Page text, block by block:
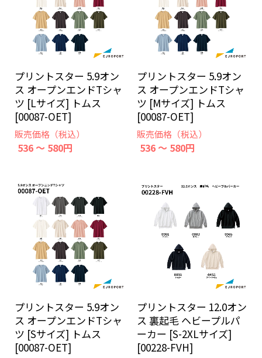
プリントスター 5.9オン
ス オープンエンドTシャ
ツ [Lサイズ] トムス
[00087-OET]
販売価格（税込）
536 ～ 580円
プリントスター 5.9オン
ス オープンエンドTシャ
ツ [Mサイズ] トムス
[00087-OET]
販売価格（税込）
536 ～ 580円
プリントスター 5.9オン
ス オープンエンドTシャ
ツ [Sサイズ] トムス
[00087-OET]
プリントスター 12.0オン
ス 裏起毛 ヘビープルパ
ーカー [S-2XLサイズ]
[00228-FVH]